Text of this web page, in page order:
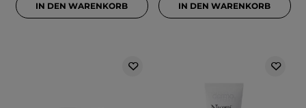
IN DEN WARENKORB IN DEN WARENKORB